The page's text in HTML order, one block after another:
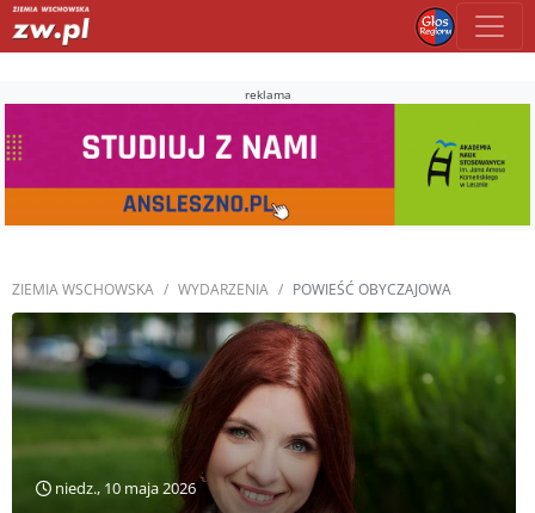
reklama
ZIEMIA WSCHOWSKA WYDARZENIA POWIEŚĆ OBYCZAJOWA
niedz., 10 maja 2026